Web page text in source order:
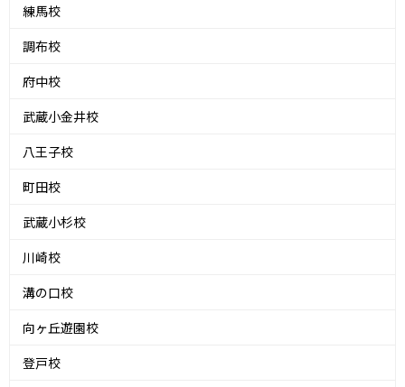
練馬校
調布校
府中校
武蔵小金井校
八王子校
町田校
武蔵小杉校
川崎校
溝の口校
向ヶ丘遊園校
登戸校